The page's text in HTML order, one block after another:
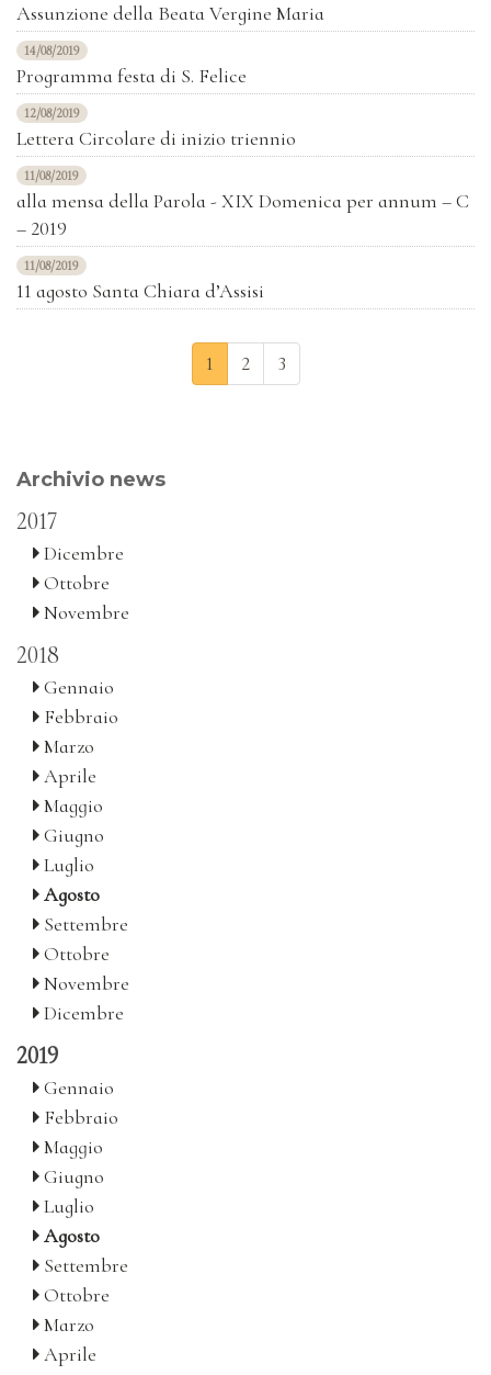
Assunzione della Beata Vergine Maria
14/08/2019
Programma festa di S. Felice
12/08/2019
Lettera Circolare di inizio triennio
11/08/2019
alla mensa della Parola - XIX Domenica per annum – C
– 2019
11/08/2019
11 agosto Santa Chiara d’Assisi
1 2 3
Archivio news
2017
Dicembre
Ottobre
Novembre
2018
Gennaio
Febbraio
Marzo
Aprile
Maggio
Giugno
Luglio
Agosto
Settembre
Ottobre
Novembre
Dicembre
2019
Gennaio
Febbraio
Maggio
Giugno
Luglio
Agosto
Settembre
Ottobre
Marzo
Aprile